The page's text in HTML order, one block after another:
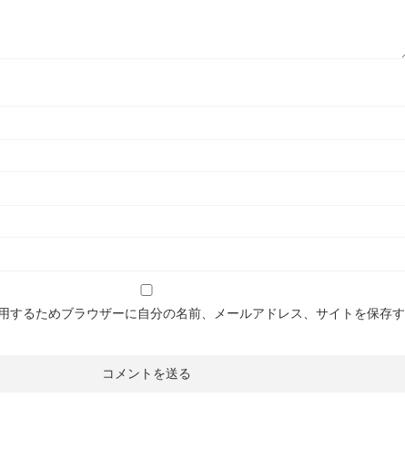
するためブラウザーに自分の名前、メールアドレス、サイトを保存す